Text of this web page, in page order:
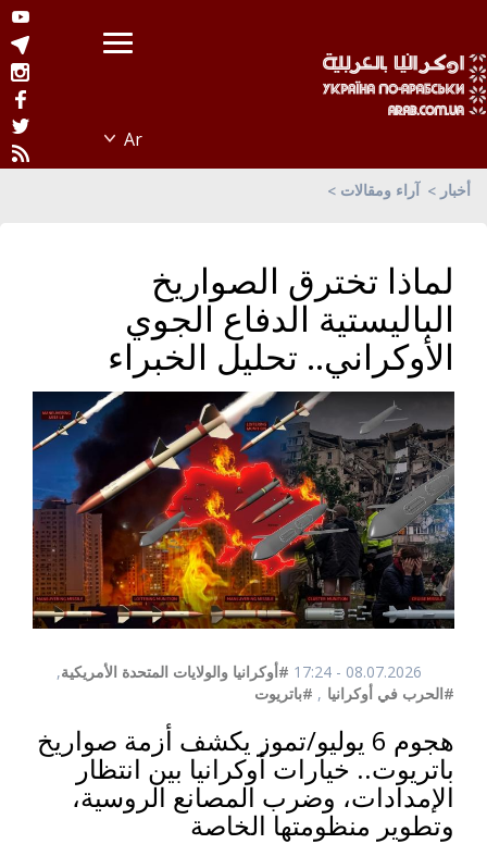
أخبار آراء ومقالات
لماذا تخترق الصواريخ
الباليستية الدفاع الجوي
الأوكراني.. تحليل الخبراء
08.07.2026 - 17:24 #أوكرانيا والولايات المتحدة الأمريكية,
#الحرب في أوكرانيا , #باتريوت
هجوم 6 يوليو/تموز يكشف أزمة صواريخ
باتريوت.. خيارات أوكرانيا بين انتظار
الإمدادات، وضرب المصانع الروسية،
وتطوير منظومتها الخاصة